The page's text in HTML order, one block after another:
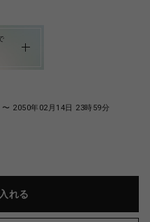
2050年02月14日 23時59分
れる